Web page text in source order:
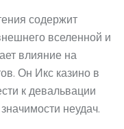
содержит
вселенной и
влияние на
Он Икс казино в
к девальвации
неудач.